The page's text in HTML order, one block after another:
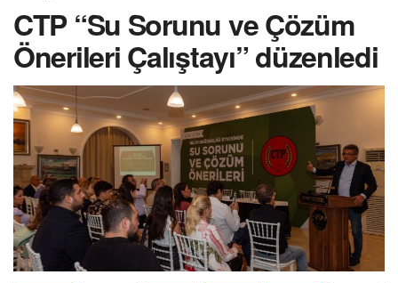
CTP “Su Sorunu ve Çözüm
Önerileri Çalıştayı” düzenledi